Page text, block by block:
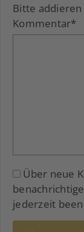
Bitte addieren
Kommentar*
Über neue
jederzeit